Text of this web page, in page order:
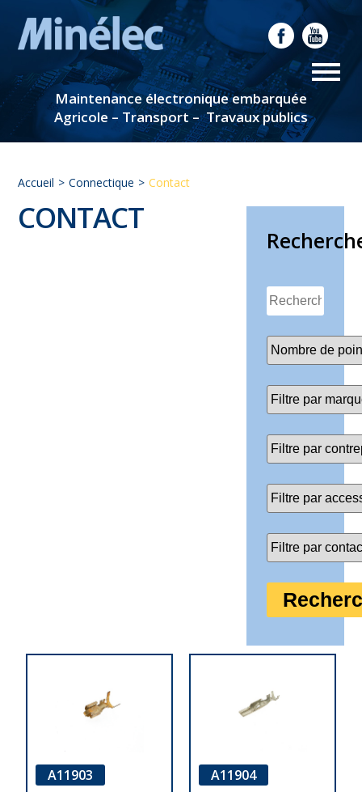
Maintenance électronique embarquée
Agricole – Transport – Travaux publics
Accueil Connectique Contact
CONTACT
A11903
A11904